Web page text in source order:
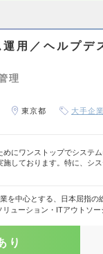
用／ヘルプデ
理
東京都 大手企業
めにワンストップでシステム
しております。特に、シス
業を中心とする、日本屈指の
ューション・ITアウトソー
り